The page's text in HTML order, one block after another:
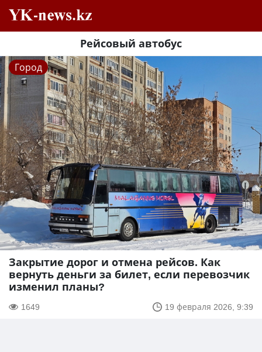
Рейсовый автобус
Город
Закрытие дорог и отмена рейсов. Как
вернуть деньги за билет, если перевозчик
изменил планы?
1649 19 февраля 2026, 9:39